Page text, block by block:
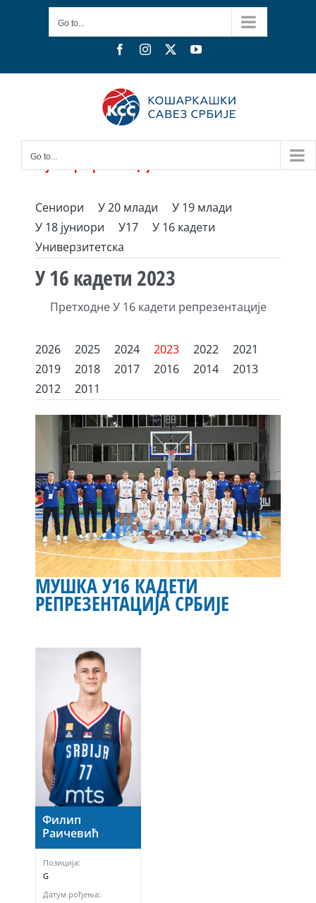
Go to...
FacebookInstagram YouTube
Go to...
Мушке репрезентације
Сениори У 20 млади
У 19 млади
У 18 јуниори
У17
У 16 кадети
Универзитетска
У 16 кадети 2023
Претходне У 16 кадети репрезентације
2026 2025 2024 2023 2022
2021
2019
2018 2017 2016 2014
2013
2012
2011
МУШКА У16 КАДЕТИ
РЕПРЕЗЕНТАЦИЈА СРБИЈЕ
Филип
Раичевић
Позиција:
G
Датум рођења: